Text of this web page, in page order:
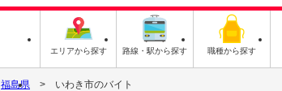
エリアから探す 路線・駅から探す 職種から探す
福島県 いわき市のバイト